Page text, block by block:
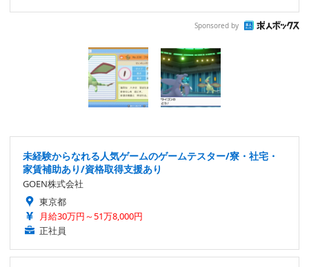
Sponsored by
未経験からなれる人気ゲームのゲームテスター/寮・社宅・
家賃補助あり/資格取得支援あり
GOEN株式会社
東京都
月給30万円～51万8,000円
正社員